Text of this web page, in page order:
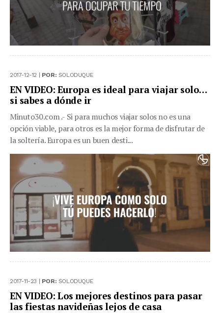
2017-12-12 | POR: SOLODUQUE
EN VIDEO: Europa es ideal para viajar solo…
si sabes a dónde ir
Minuto30.com .- Si para muchos viajar solos no es una
opción viable, para otros es la mejor forma de disfrutar de
la soltería. Europa es un buen desti...
2017-11-23 | POR: SOLODUQUE
EN VIDEO: Los mejores destinos para pasar
las fiestas navideñas lejos de casa